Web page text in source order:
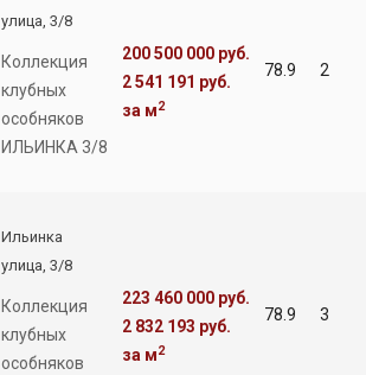
улица, 3/8
Коллекция
клубных
особняков
ИЛЬИНКА 3/8
200 500 000 руб.
2 541 191 руб.
за м2
78.9 2
Ильинка
улица, 3/8
Коллекция
клубных
особняков
223 460 000 руб.
2 832 193 руб.
за м2
78.9 3